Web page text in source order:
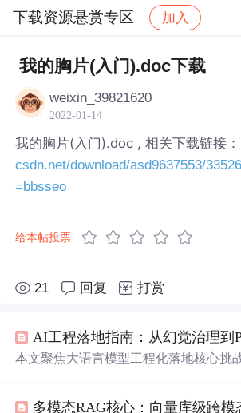
下载资源悬赏专区 加入
社区 下载资源悬赏专区 帖子详
我的胸片(入门).doc下载
weixin_39821620
2022-01-14
我的胸片(入门).doc , 相关下载链接：
csdn.net/download/asd9637553/
=bbsseo
给本帖投票
21 回复 打赏
本文聚焦大语言模型工程化落地核心挑
数高效微调）的实操要点，包括LoRA秩
多模态RAG核心：向量库级跨模